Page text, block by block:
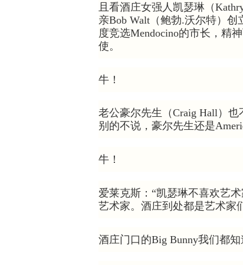
且看酒庄女强人凯瑟琳（
亲Bob Walt（鲍勃.沃尔特）
度竞选Mendocino的市长，精
使。
牛！
老公豪尔先生（Craig Hall）也
别的不说，豪尔先生还是
牛！
爱莱克斯：“凯瑟琳不喜欢艺
艺术家。酒庄到处都是艺术家
酒庄门口的Big Bunny我们都知